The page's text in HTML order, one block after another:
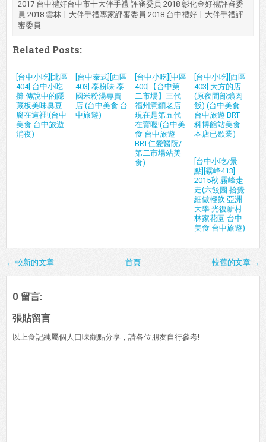
2017 台中禮好台中市十大伴手禮 評審委員 2018 彰化金好禮評審委
員 2018 雲林十大伴手禮專家評審委員 2018 台中禮好十大伴手禮評
審委員
Related Posts:
[台中小吃][北區
404] 台中小吃
攤 傳說中的隱
藏板美味臭豆
腐在這裡!(台中
美食 台中旅遊
消夜)
[台中泰式][西區
403] 泰粉味 泰
國米粉湯專賣
店 (台中美食 台
中旅遊)
[台中小吃][中區
400]【台中第
二市場】三代
福州意麵老店
現在是第五代
在賣喔!(台中美
食 台中旅遊
BRT仁愛醫院/
第二市場站美
食)
[台中小吃][西區
403] 大方的店
(原夜間部爌肉
飯) (台中美食
台中旅遊 BRT
科博館站美食
本店已歇業)
[台中小吃/景
點][霧峰413]
2015秋 霧峰走
走(六餃園 拾覺
細做輕飲 亞洲
大學 光復新村
林家花園 台中
美食 台中旅遊)
← 較新的文章 較舊的文章 →
首頁
0 留言:
張貼留言
以上食記純屬個人口味觀點分享，請各位朋友自行參考!